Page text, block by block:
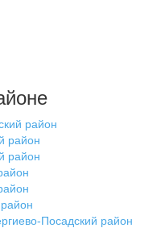
район
район
район
Посадский район